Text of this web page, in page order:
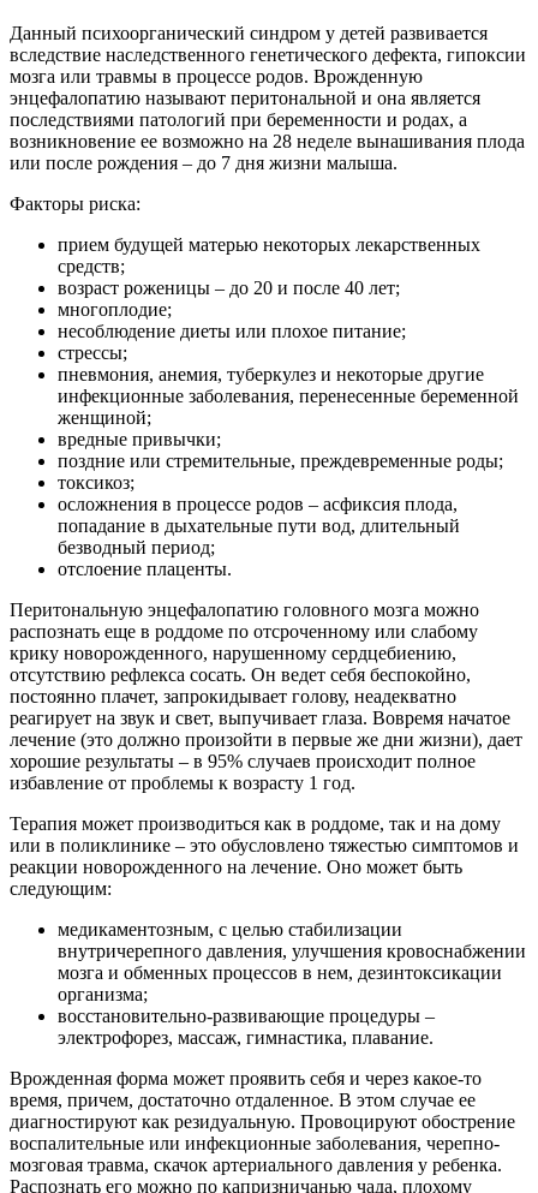
Данный психоорганический синдром у детей развивается
вследствие наследственного генетического дефекта, гипоксии
мозга или травмы в процессе родов. Врожденную
энцефалопатию называют перитональной и она является
последствиями патологий при беременности и родах, а
возникновение ее возможно на 28 неделе вынашивания плода
или после рождения – до 7 дня жизни малыша.
Факторы риска:
прием будущей матерью некоторых лекарственных
средств;
возраст роженицы – до 20 и после 40 лет;
многоплодие;
несоблюдение диеты или плохое питание;
стрессы;
пневмония, анемия, туберкулез и некоторые другие
инфекционные заболевания, перенесенные беременной
женщиной;
вредные привычки;
поздние или стремительные, преждевременные роды;
токсикоз;
осложнения в процессе родов – асфиксия плода,
попадание в дыхательные пути вод, длительный
безводный период;
отслоение плаценты.
Перитональную энцефалопатию головного мозга можно
распознать еще в роддоме по отсроченному или слабому
крику новорожденного, нарушенному сердцебиению,
отсутствию рефлекса сосать. Он ведет себя беспокойно,
постоянно плачет, запрокидывает голову, неадекватно
реагирует на звук и свет, выпучивает глаза. Вовремя начатое
лечение (это должно произойти в первые же дни жизни), дает
хорошие результаты – в 95% случаев происходит полное
избавление от проблемы к возрасту 1 год.
Терапия может производиться как в роддоме, так и на дому
или в поликлинике – это обусловлено тяжестью симптомов и
реакции новорожденного на лечение. Оно может быть
следующим:
медикаментозным, с целью стабилизации
внутричерепного давления, улучшения кровоснабжении
мозга и обменных процессов в нем, дезинтоксикации
организма;
восстановительно-развивающие процедуры –
электрофорез, массаж, гимнастика, плавание.
Врожденная форма может проявить себя и через какое-то
время, причем, достаточно отдаленное. В этом случае ее
диагностируют как резидуальную. Провоцируют обострение
воспалительные или инфекционные заболевания, черепно-
мозговая травма, скачок артериального давления у ребенка.
Распознать его можно по капризничанью чада, плохому